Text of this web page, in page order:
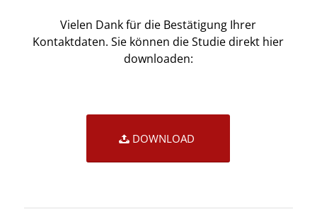
Vielen Dank für die Bestätigung Ihrer
Kontaktdaten. Sie können die Studie direkt hier
downloaden:
DOWNLOAD